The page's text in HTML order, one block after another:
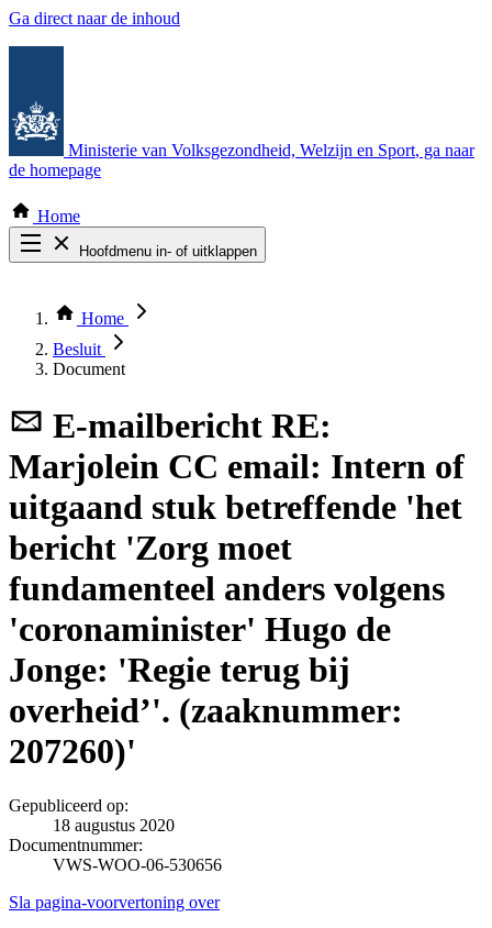
Ga direct naar de inhoud
Ministerie van Volksgezondheid, Welzijn en Sport, ga naar
de homepage
Home
Hoofdmenu in- of uitklappen
Thema COVID-19
Bekijk per bestuursorgaan
Home
Besluit
Document
E-mailbericht RE:
Marjolein CC email: Intern of
uitgaand stuk betreffende 'het
bericht 'Zorg moet
fundamenteel anders volgens
'coronaminister' Hugo de
Jonge: 'Regie terug bij
overheid’'. (zaaknummer:
207260)'
Gepubliceerd op:
18 augustus 2020
Documentnummer:
VWS-WOO-06-530656
Sla pagina-voorvertoning over